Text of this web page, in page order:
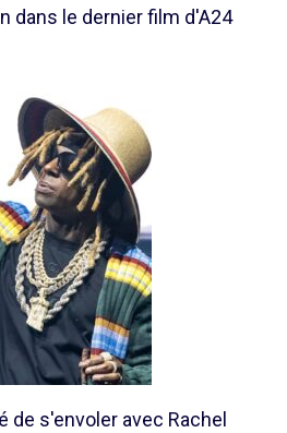
dans le dernier film d'A24
de s'envoler avec Rachel